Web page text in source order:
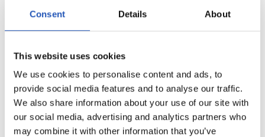
Consent Details About
This website uses cookies
We use cookies to personalise content and ads, to
provide social media features and to analyse our traffic.
We also share information about your use of our site with
our social media, advertising and analytics partners who
may combine it with other information that you’ve
svart 5l
4535
5 l
5l
4531